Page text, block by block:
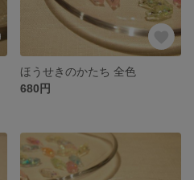
ほうせきのかたち 全色
680円